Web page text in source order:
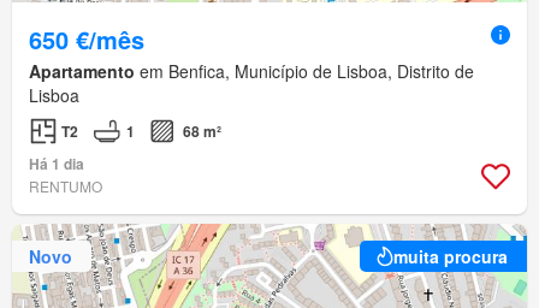
650 €/mês
Apartamento em Benfica, Município de Lisboa, Distrito de
Lisboa
T2 1
68 m²
Há 1 dia
RENTUMO
Novo muita procura